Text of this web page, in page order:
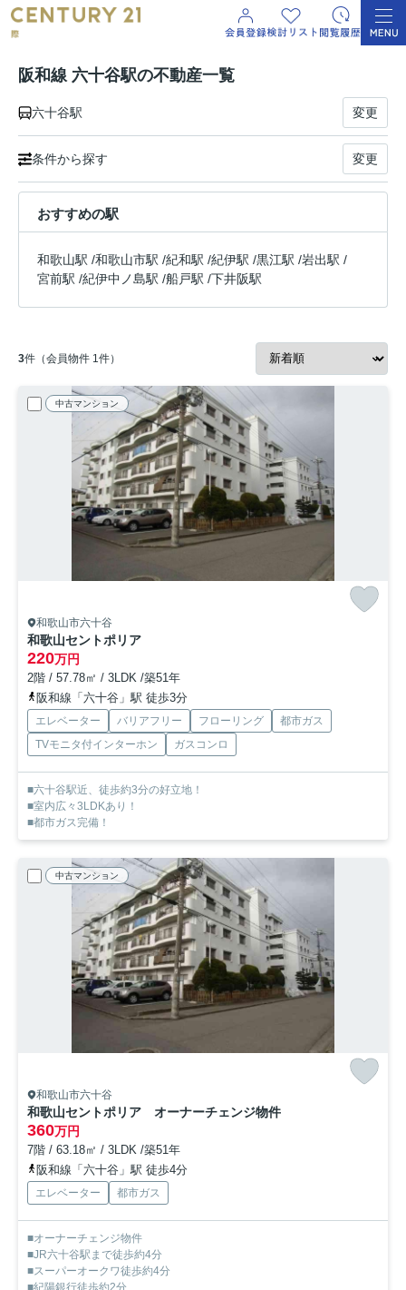
阪和線 六十谷駅の不動産一覧
六十谷駅 変更
条件から探す 変更
おすすめの駅
和歌山駅 /和歌山市駅 /紀和駅 /紀伊駅 /黒江駅 /岩出駅 /
宮前駅 /紀伊中ノ島駅 /船戸駅 /下井阪駅
3件（会員物件 1件）
中古マンション
和歌山市六十谷
和歌山セントポリア
220万円
2階 / 57.78㎡ / 3LDK /築51年
阪和線「六十谷」駅 徒歩3分
エレベーター バリアフリー フローリング
都市ガス
TVモニタ付インターホン
ガスコンロ
■六十谷駅近、徒歩約3分の好立地！
■室内広々3LDKあり！
■都市ガス完備！
中古マンション
和歌山市六十谷
和歌山セントポリア オーナーチェンジ物件
360万円
7階 / 63.18㎡ / 3LDK /築51年
阪和線「六十谷」駅 徒歩4分
エレベーター 都市ガス
■オーナーチェンジ物件
■JR六十谷駅まで徒歩約4分
■スーパーオークワ徒歩約4分
■紀陽銀行徒歩約2分